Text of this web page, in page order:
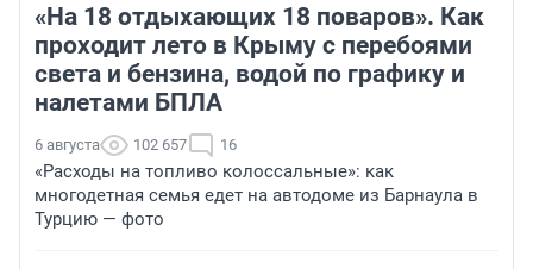
«На 18 отдыхающих 18 поваров». Как
проходит лето в Крыму с перебоями
света и бензина, водой по графику и
налетами БПЛА
6 августа 102 657 16
«Расходы на топливо колоссальные»: как
многодетная семья едет на автодоме из Барнаула в
Турцию — фото